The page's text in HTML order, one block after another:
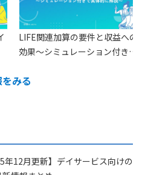
LIFE関連加算の要件と収益への
効果〜シミュレーション付きで
みる
年12月更新】デイサービス向けの